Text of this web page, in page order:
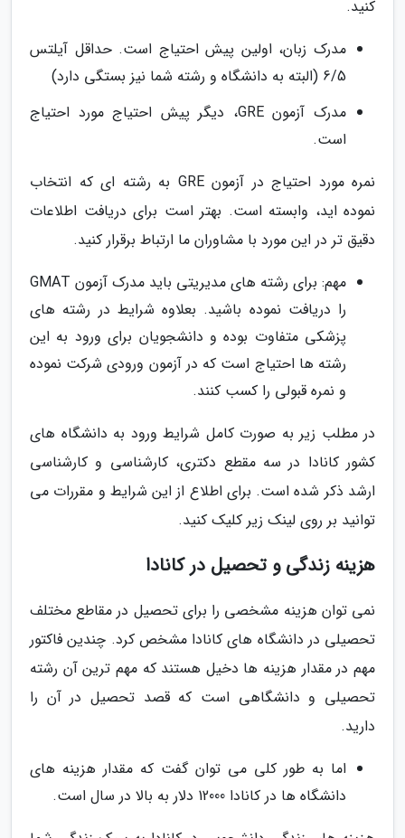
کنید.
مدرک زبان، اولین پیش احتیاج است. حداقل آیلتس
6/5 (البته به دانشگاه و رشته شما نیز بستگی دارد)
مدرک آزمون GRE، دیگر پیش احتیاج مورد احتیاج
است.
نمره مورد احتیاج در آزمون GRE به رشته ای که انتخاب
نموده اید، وابسته است. بهتر است برای دریافت اطلاعات
دقیق تر در این مورد با مشاوران ما ارتباط برقرار کنید.
مهم: برای رشته های مدیریتی باید مدرک آزمون GMAT
را دریافت نموده باشید. بعلاوه شرایط در رشته های
پزشکی متفاوت بوده و دانشجویان برای ورود به این
رشته ها احتیاج است که در آزمون ورودی شرکت نموده
و نمره قبولی را کسب کنند.
در مطلب زیر به صورت کامل شرایط ورود به دانشگاه های
کشور کانادا در سه مقطع دکتری، کارشناسی و کارشناسی
ارشد ذکر شده است. برای اطلاع از این شرایط و مقررات می
توانید بر روی لینک زیر کلیک کنید.
هزینه زندگی و تحصیل در کانادا
نمی توان هزینه مشخصی را برای تحصیل در مقاطع مختلف
تحصیلی در دانشگاه های کانادا مشخص کرد. چندین فاکتور
مهم در مقدار هزینه ها دخیل هستند که مهم ترین آن رشته
تحصیلی و دانشگاهی است که قصد تحصیل در آن را
دارید.
اما به طور کلی می توان گفت که مقدار هزینه های
دانشگاه ها در کانادا 12000 دلار به بالا در سال است.